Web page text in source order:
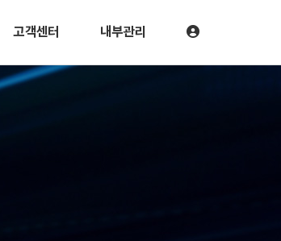
고객센터 내부관리